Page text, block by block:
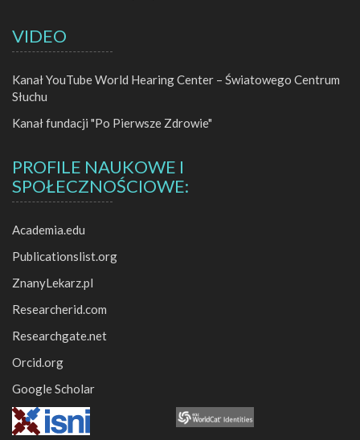
VIDEO
Kanał YouTube World Hearing Center – Światowego Centrum
Słuchu
Kanał fundacji "Po Pierwsze Zdrowie"
PROFILE NAUKOWE I
SPOŁECZNOŚCIOWE:
Academia.edu
Publicationslist.org
ZnanyLekarz.pl
Researcherid.com
Researchgate.net
Orcid.org
Google Scholar